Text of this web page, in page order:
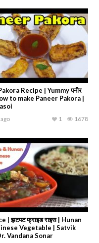
Recipe | Yummy पनीर
to make Paneer Pakora |
1678
1
| झटपट फ्राइड राइस | Hunan
Vegetable | Satvik
Vandana Sonar